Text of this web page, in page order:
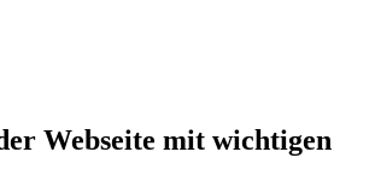
Webseite mit wichtigen